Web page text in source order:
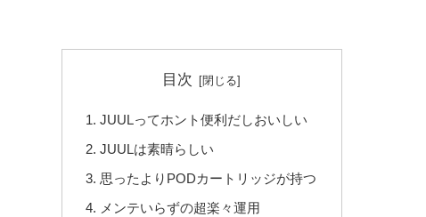
目次
JUULってホント便利だしおいしい
JUULは素晴らしい
思ったよりPODカートリッジが持つ
メンテいらずの超楽々運用